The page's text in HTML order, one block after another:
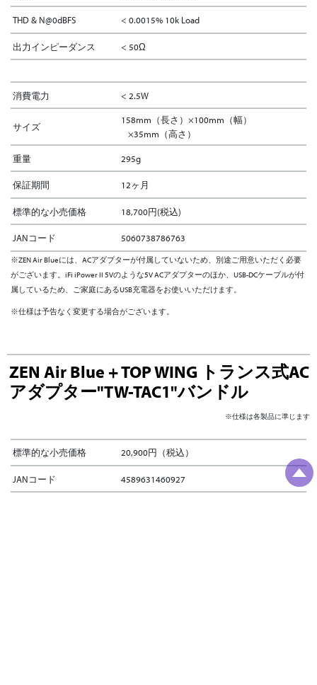
THD & N@0dBFS < 0.0015% 10k Load
出力インピーダンス < 50Ω
消費電力 < 2.5W
サイズ
158mm（長さ）×100mm（幅）
×35mm（高さ）
重量 295g
保証期間 12ヶ月
標準的な小売価格 18,700円(税込)
JANコード 5060738786763
※ZEN Air Blueには、ACアダプターが付属していないため、別途ご用意いただく必要
がございます。iFi iPower II 5Vのような5V ACアダプターのほか、USB-DCケーブルが付
属しているため、ご家庭にあるUSB充電器をお使いいただけます。
※仕様は予告なく変更する場合がございます。
ZEN Air Blue + TOP WING トランス式AC
アダプター"TW-TAC1"バンドル
※仕様は各製品に準じます
標準的な小売価格 20,900円（税込）
JANコード 4589631460927